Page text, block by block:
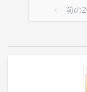
前の